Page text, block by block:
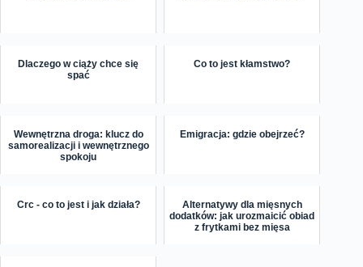
Dlaczego w ciąży chce się
spać
Co to jest kłamstwo?
Wewnętrzna droga: klucz do
samorealizacji i wewnętrznego
spokoju
Emigracja: gdzie obejrzeć?
Crc - co to jest i jak działa?
Alternatywy dla mięsnych
dodatków: jak urozmaicić obiad
z frytkami bez mięsa